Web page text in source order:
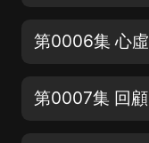
第0006集 心虛
第0007集 回顧